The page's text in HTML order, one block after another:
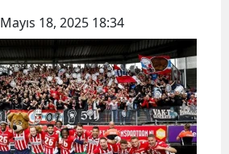
Mayıs 18, 2025 18:34